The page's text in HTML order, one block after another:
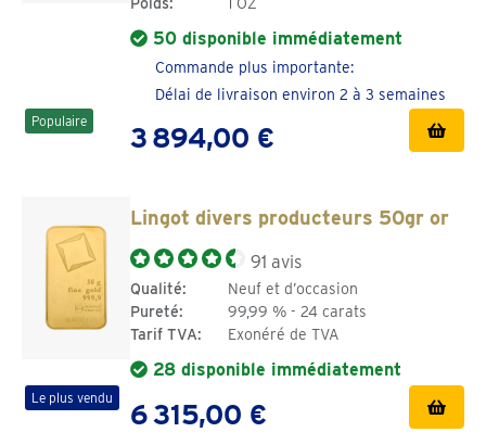
Populaire
50 disponible immédiatement
Commande plus importante:
Délai de livraison environ 2 à 3 semaines
3 894,00 €
Le plus vendu
Lingot divers producteurs 50gr or
91 avis
Qualité:
Neuf et d’occasion
Pureté:
99,99 % - 24 carats
Tarif TVA:
Exonéré de TVA
28 disponible immédiatement
6 315,00 €